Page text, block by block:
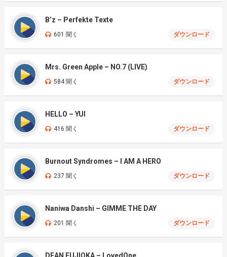
B’z – Perfekte Texte
601 聞く ダウンロード
Mrs. Green Apple – NO.7 (LIVE)
584 聞く ダウンロード
HELLO – YUI
416 聞く ダウンロード
Burnout Syndromes – I AM A HERO
237 聞く ダウンロード
Naniwa Danshi – GIMME THE DAY
201 聞く ダウンロード